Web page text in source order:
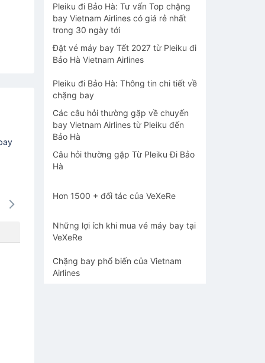
17/08
18/08
Pleiku đi Bảo Hà: Tư vấn Top chặng
bay Vietnam Airlines có giá rẻ nhất
trong 30 ngày tới
Đặt vé máy bay Tết 2027 từ Pleiku đi
Bảo Hà Vietnam Airlines
Pleiku đi Bảo Hà: Thông tin chi tiết về
chặng bay
Các câu hỏi thường gặp về chuyến
bay Vietnam Airlines từ Pleiku đến
Bảo Hà
Câu hỏi thường gặp Từ Pleiku Đi Bảo
Hà
Hơn 1500 + đối tác của VeXeRe
Những lợi ích khi mua vé máy bay tại
VeXeRe
Chặng bay phổ biến của Vietnam
Airlines